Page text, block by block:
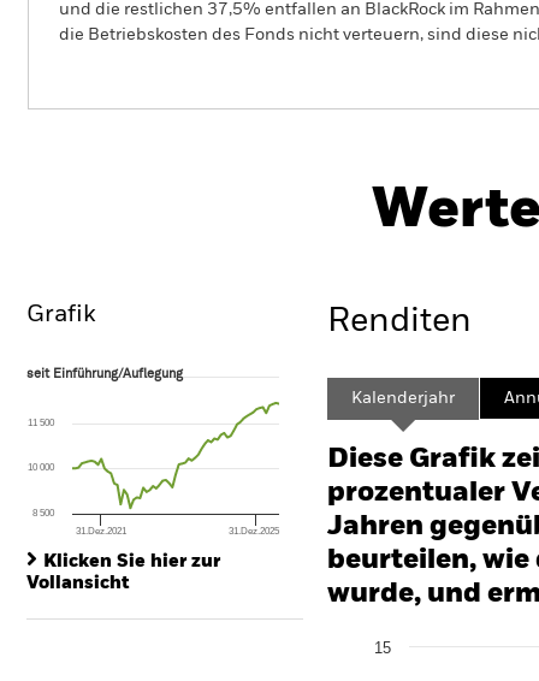
und die restlichen 37,5% entfallen an BlackRock im
die Betriebskosten des Fonds nicht verteuern, sind diese
Grafik
seit Einführung/Auflegung
The chart has 1 X axis displaying Time. Range: 2021-03-31 00:00:00 to
The chart has 1 Y axis displaying values. Range: -15 to 30.
seit Einführung/Auflegung
31.Dez.2021 31.Dez.2025
8 500
10 000
11 500
Klicken Sie hier zur
Vollansicht
Renditen
Kalenderjahr
Diese Grafik
prozentualer
Jahren
beurteilen,
wurde, und
Bar chart with 2 data
15